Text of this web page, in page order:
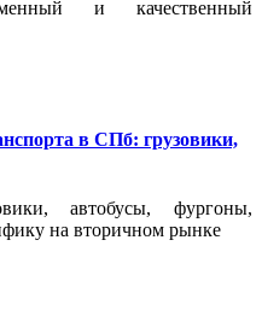
и качественный
в СПб: грузовики,
автобусы, фургоны,
на вторичном рынке